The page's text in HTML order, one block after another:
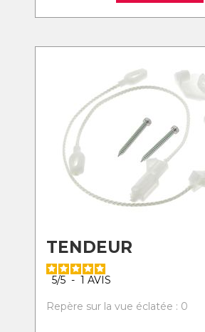
TENDEUR
5/5 - 1 AVIS
Repère sur la vue éclatée : 0